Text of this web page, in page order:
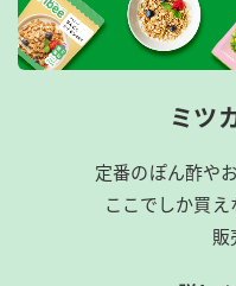
ミツ
定番のぽん酢や
ここでしか買
販